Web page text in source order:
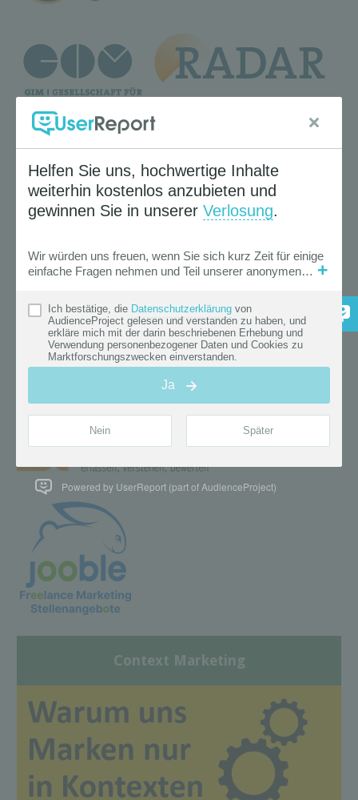
Context Marketing
Powered by UserReport (part of AudienceProject)